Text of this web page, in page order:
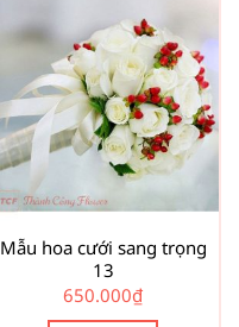
Mẫu hoa cưới sang trọng
13
650.000₫